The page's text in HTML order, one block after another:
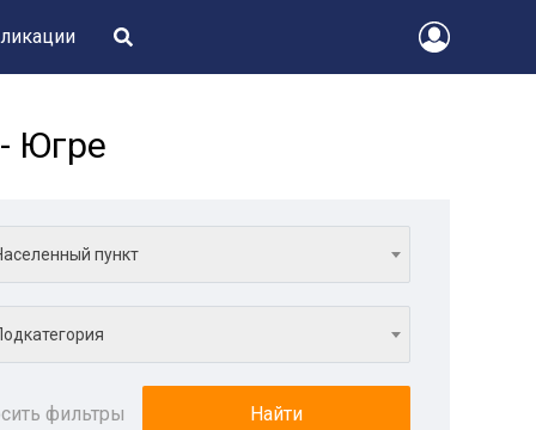
Югре
пункт
фильтры